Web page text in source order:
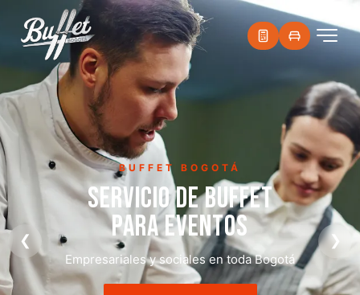
BUFFET BOGOTÁ
SERVICIO DE BUFFET
PARA EVENTOS
Empresariales y sociales en toda Bogotá
❮ ❯